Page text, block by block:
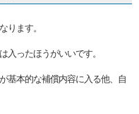
ります。
入ったほうがいいです。
基本的な補償内容に入る他、自